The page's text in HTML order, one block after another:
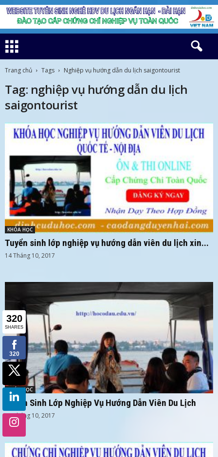
Trang chủ Tags Nghiệp vụ hướng dẫn du lịch saigontourist
Tag: nghiệp vụ hướng dẫn du lịch
saigontourist
KHÓA HỌC
Tuyển sinh lớp nghiệp vụ hướng dẫn viên du lịch xin...
14 Tháng 10, 2017
KHÓA HỌC
Tuyển Sinh Lớp Nghiệp Vụ Hướng Dẫn Viên Du Lịch
13 Tháng 10, 2017